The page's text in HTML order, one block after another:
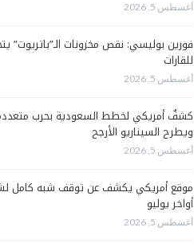
أغسطس 5, 2026
فورين بوليسي: نقص مخزونات الـ”باتريوت”
للقارات
أغسطس 5, 2026
كشفٌ أمريكي لخطط السعودية بحرب
ويطرح السيناريو الأرجح
أغسطس 5, 2026
موقع أمريكي يكشف عن توقف شبه كامل
أواخر يوليو
أغسطس 5, 2026